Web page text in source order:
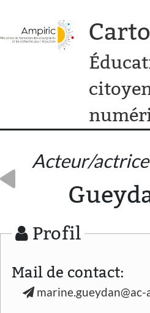
Acteur/
Profil
Mail de contact: